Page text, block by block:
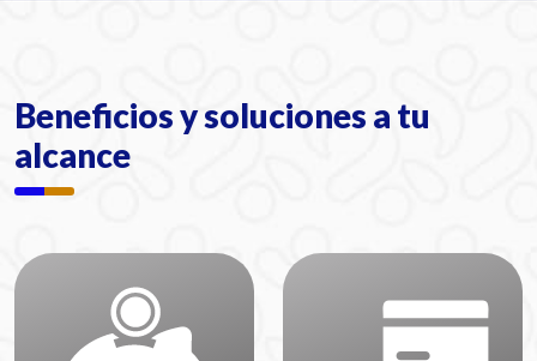
Beneficios y soluciones a tu
alcance